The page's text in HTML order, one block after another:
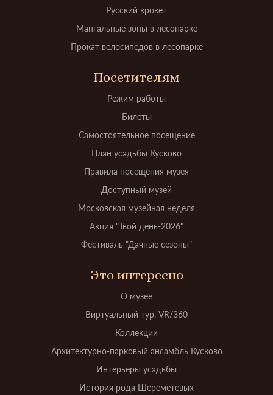
Русский крокет
Мангальные зоны в лесопарке
Прокат велосипедов в лесопарке
Посетителям
Режим работы
Билеты
Самостоятельное посещение
План усадьбы Кусково
Правила посещения музея
Доступный музей
Московская музейная неделя
Акция "Твой день-2026"
Фестиваль "Дачные сезоны"
Это интересно
О музее
Виртуальный тур. VR/360
Коллекции
Архитектурно-парковый ансамбль Кусково
Интерьеры усадьбы
История рода Шереметевых